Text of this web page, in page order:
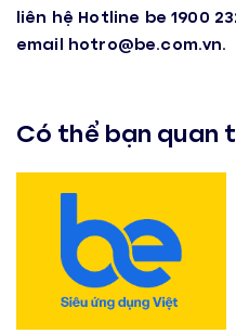
liên hệ Hotline be 1900
email hotro@be.com.vn
Có thể bạn quan